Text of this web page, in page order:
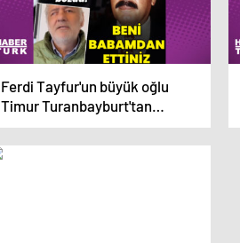
Ferdi Tayfur'un büyük oğlu
Timur Turanbayburt'tan
açıklama Magazin haberleri